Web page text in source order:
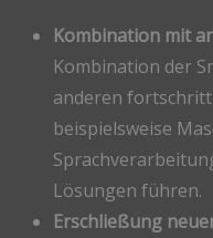
Kombination mit
Kombination der
anderen
beispielsweise
Lösungen führen.
Erschließung